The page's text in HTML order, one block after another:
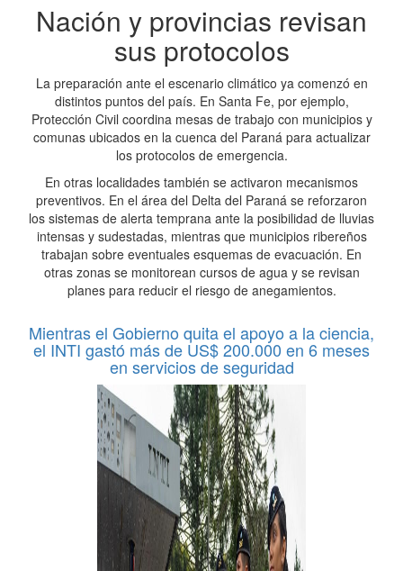
Nación y provincias revisan
sus protocolos
La preparación ante el escenario climático ya comenzó en
distintos puntos del país. En Santa Fe, por ejemplo,
Protección Civil coordina mesas de trabajo con municipios y
comunas ubicados en la cuenca del Paraná para actualizar
los protocolos de emergencia.
En otras localidades también se activaron mecanismos
preventivos. En el área del Delta del Paraná se reforzaron
los sistemas de alerta temprana ante la posibilidad de lluvias
intensas y sudestadas, mientras que municipios ribereños
trabajan sobre eventuales esquemas de evacuación. En
otras zonas se monitorean cursos de agua y se revisan
planes para reducir el riesgo de anegamientos.
Mientras el Gobierno quita el apoyo a la ciencia,
el INTI gastó más de US$ 200.000 en 6 meses
en servicios de seguridad